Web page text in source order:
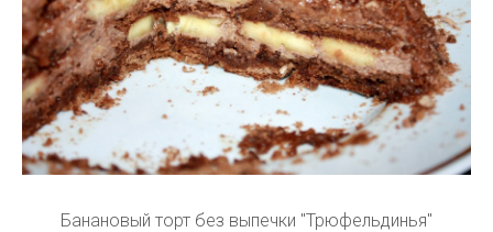
Банановый торт без выпечки "Трюфельдинья"